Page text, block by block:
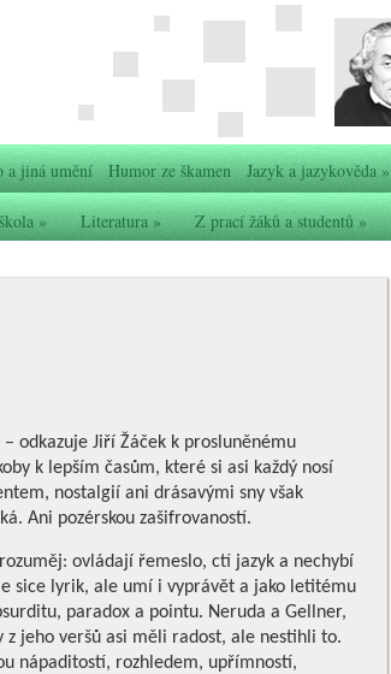
a jiná umění Humor ze škamen Jazyk a jazykověda»
» Literatura» Z prací žáků a studentů»
odkazuje Jiří Žáček k prosluněnému
k lepším časům, které si asi každý nosí
nostalgií ani drásavými sny však
Ani pozérskou zašifrovaností.
ovládají řemeslo, ctí jazyk a nechybí
sice lyrik, ale umí i vyprávět a jako letitému
paradox a pointu. Neruda a Gellner,
z jeho veršů asi měli radost, ale nestihli to.
nápaditostí, rozhledem, upřímností,